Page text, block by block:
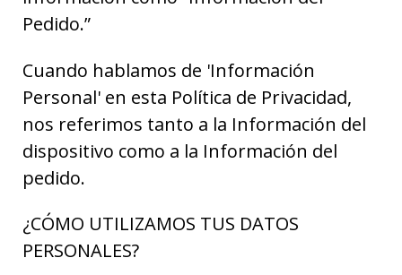
Pedido.”
Cuando hablamos de 'Información
Personal' en esta Política de Privacidad,
nos referimos tanto a la Información del
dispositivo como a la Información del
pedido.
¿CÓMO UTILIZAMOS TUS DATOS
PERSONALES?